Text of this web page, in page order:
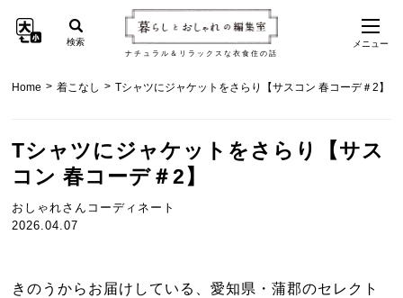
ナチュラル＆リラックスな衣食住の話
検索 メニュー
Home > 着こなし > Tシャツにジャケットをさらり【サスコン 春コーデ＃2】
Tシャツにジャケットをさらり【サス
コン 春コーデ＃2】
おしゃれさんコーディネート
2026.04.07
きのうからお届けしている、愛知県・蒲郡のセレクト